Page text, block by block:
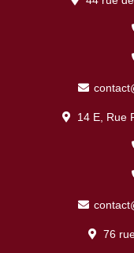
14 E, Rue
76